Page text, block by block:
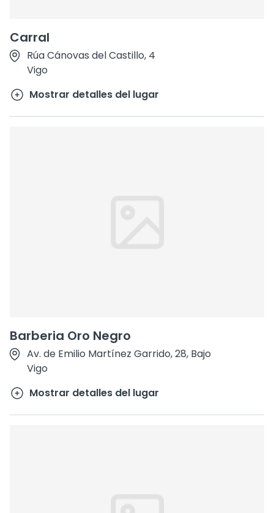
Carral
Rúa Cánovas del Castillo, 4
Vigo
Mostrar detalles del lugar
Barberia Oro Negro
Av. de Emilio Martínez Garrido, 28, Bajo
Vigo
Mostrar detalles del lugar